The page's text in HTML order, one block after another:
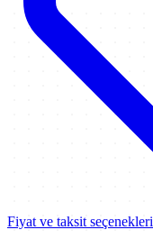
Fiyat ve taksit seçenekleri